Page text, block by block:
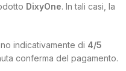
DixyOne. In tali casi, la
indicativamente di 4/5
conferma del pagamento.